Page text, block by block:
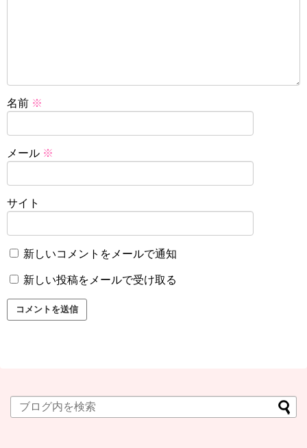
名前 ※
メール ※
サイト
新しいコメントをメールで通知
新しい投稿をメールで受け取る